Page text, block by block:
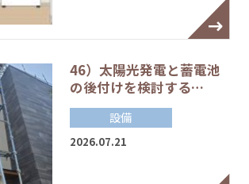
46）太陽光発電と蓄電池
の後付けを検討する…
設備
2026.07.21